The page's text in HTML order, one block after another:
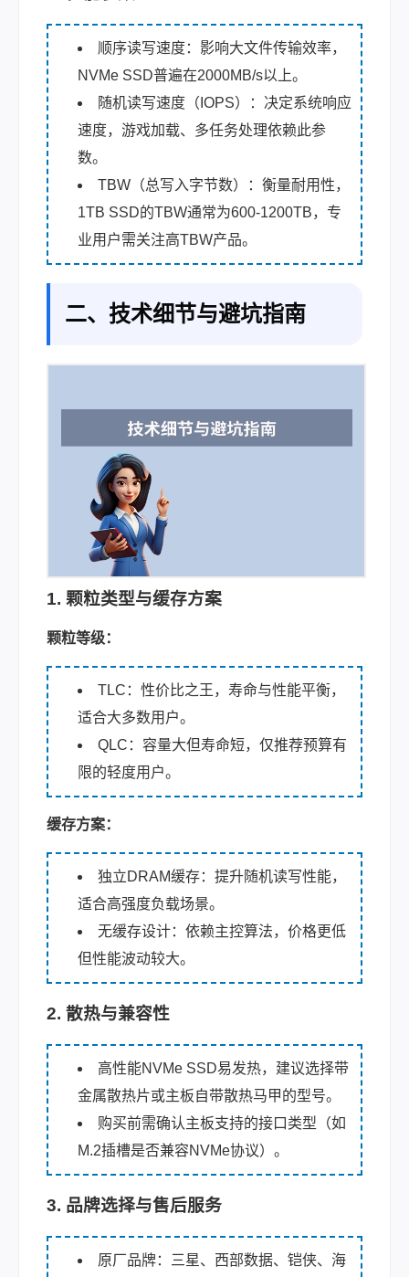
顺序读写速度：影响大文件传输效率，
NVMe SSD普遍在2000MB/s以上。
随机读写速度（IOPS）：决定系统响应
速度，游戏加载、多任务处理依赖此参
数。
TBW（总写入字节数）：衡量耐用性，
1TB SSD的TBW通常为600-1200TB，专
业用户需关注高TBW产品。
二、技术细节与避坑指南
1. 颗粒类型与缓存方案
颗粒等级：
TLC：性价比之王，寿命与性能平衡，
适合大多数用户。
QLC：容量大但寿命短，仅推荐预算有
限的轻度用户。
缓存方案：
独立DRAM缓存：提升随机读写性能，
适合高强度负载场景。
无缓存设计：依赖主控算法，价格更低
但性能波动较大。
2. 散热与兼容性
高性能NVMe SSD易发热，建议选择带
金属散热片或主板自带散热马甲的型号。
购买前需确认主板支持的接口类型（如
M.2插槽是否兼容NVMe协议）。
3. 品牌选择与售后服务
原厂品牌：三星、西部数据、铠侠、海